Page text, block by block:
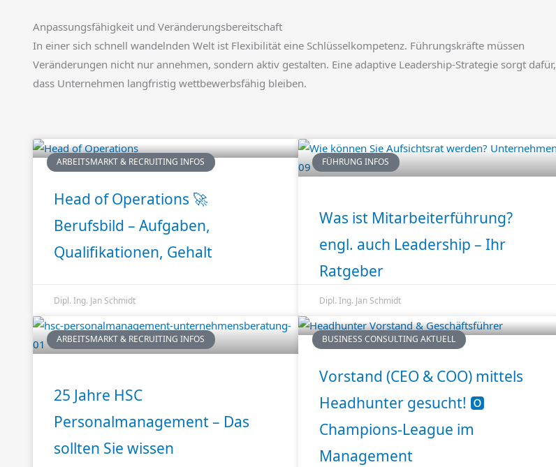
Anpassungsfähigkeit und Veränderungsbereitschaft
In einer sich schnell wandelnden Welt ist Flexibilität eine Schlüsselkompetenz. Führungskräfte müssen
Veränderungen nicht nur annehmen, sondern aktiv gestalten. Eine adaptive Leadership-Strategie sorgt dafür,
dass Unternehmen langfristig wettbewerbsfähig bleiben.
ARBEITSMARKT & RECRUITING INFOS
Head of Operations 🚀
Berufsbild – Aufgaben,
Qualifikationen, Gehalt
Dipl. Ing. Jan Schmidt
FÜHRUNG INFOS
Was ist Mitarbeiterführung?
engl. auch Leadership – Ihr
Ratgeber
Dipl. Ing. Jan Schmidt
ARBEITSMARKT & RECRUITING INFOS
25 Jahre HSC
Personalmanagement – Das
sollten Sie wissen
BUSINESS CONSULTING AKTUELL
Vorstand (CEO & COO) mittels
Headhunter gesucht! 🅾️
Champions-League im
Management